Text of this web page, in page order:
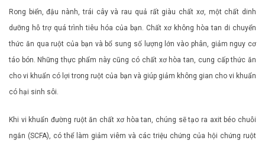
Rong biển, đậu nành, trái cây và rau quả rất giàu chất xơ, một chất dinh
dưỡng hỗ trợ quá trình tiêu hóa của bạn. Chất xơ không hòa tan di chuyển
thức ăn qua ruột của bạn và bổ sung số lượng lớn vào phân, giảm nguy cơ
táo bón. Những thực phẩm này cũng có chất xơ hòa tan, cung cấp thức ăn
cho vi khuẩn có lợi trong ruột của bạn và giúp giảm không gian cho vi khuẩn
có hại sinh sôi.
Khi vi khuẩn đường ruột ăn chất xơ hòa tan, chúng sẽ tạo ra axit béo chuỗi
ngắn (SCFA), có thể làm giảm viêm và các triệu chứng của hội chứng ruột